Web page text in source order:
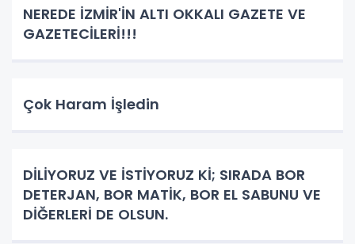
NEREDE İZMİR'İN ALTI OKKALI GAZETE VE
GAZETECİLERİ!!!
Çok Haram İşledin
DİLİYORUZ VE İSTİYORUZ Kİ; SIRADA BOR
DETERJAN, BOR MATİK, BOR EL SABUNU VE
DİĞERLERİ DE OLSUN.